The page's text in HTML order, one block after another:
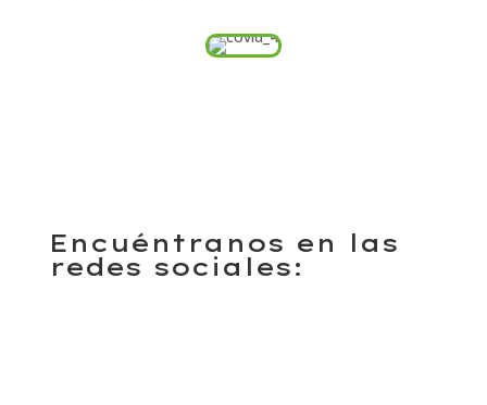
Encuéntranos en las
redes sociales: